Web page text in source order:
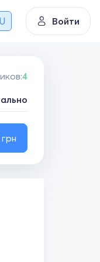
Войти
4
грн